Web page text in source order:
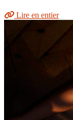
Lire en entier